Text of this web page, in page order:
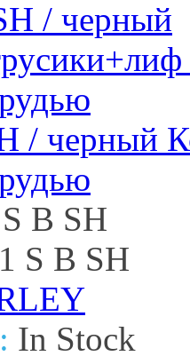
/ черный
B SH
S B SH
In Stock